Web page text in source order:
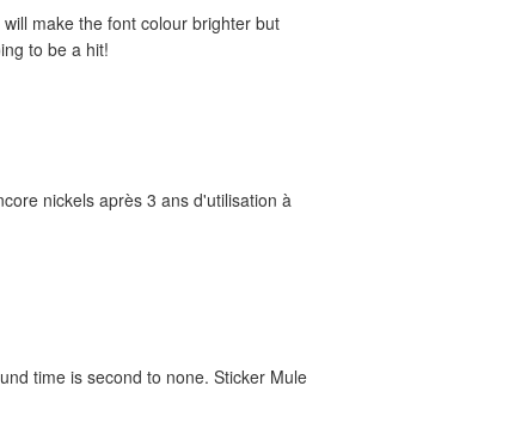
make the font colour brighter but
to be a hit!
nickels après 3 ans d'utilisation à
time is second to none. Sticker Mule